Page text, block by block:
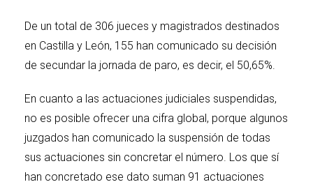
De un total de 306 jueces y magistrados destinados
en Castilla y León, 155 han comunicado su decisión
de secundar la jornada de paro, es decir, el 50,65%.
En cuanto a las actuaciones judiciales suspendidas,
no es posible ofrecer una cifra global, porque algunos
juzgados han comunicado la suspensión de todas
sus actuaciones sin concretar el número. Los que sí
han concretado ese dato suman 91 actuaciones